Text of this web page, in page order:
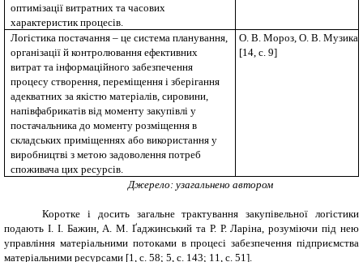
оптимізації витратних та часових
характеристик процесів.
Логістика постачання – це система планування,
організації й контролювання ефективних
витрат та інформаційного забезпечення
процесу створення, переміщення і зберігання
адекватних за якістю матеріалів, сировини,
напівфабрикатів від моменту закупівлі у
постачальника до моменту розміщення в
складських приміщеннях або використання у
виробництві з метою задоволення потреб
споживача цих ресурсів.
О. В. Мороз, О. В. Музика
[14, с. 9]
Джерело: узагальнено автором
Коротке і досить загальне трактування закупівельної логістики
подають І. І. Бажин, А. М. Ґаджинський та Р. Р. Ларіна, розуміючи під нею
управління матеріальними потоками в процесі забезпечення підприємства
матеріальними ресурсами [1, с. 58; 5, с. 143; 11, с. 51].